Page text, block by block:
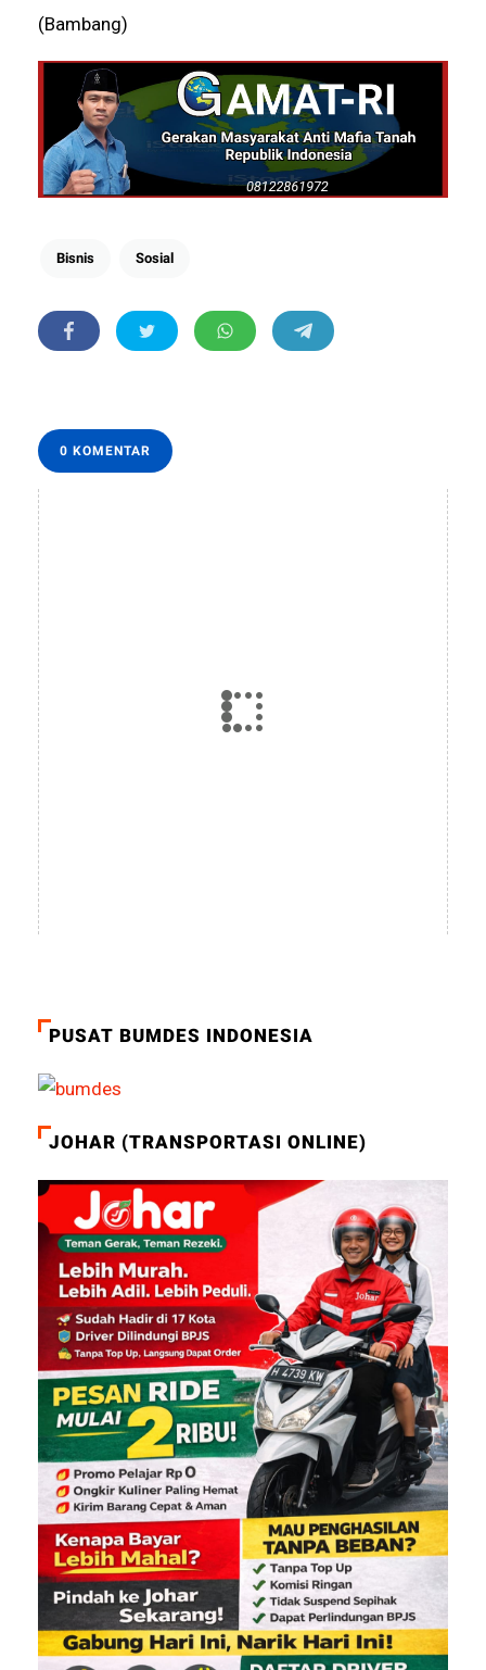
(Bambang)
Bisnis Sosial
0 KOMENTAR
PUSAT BUMDES INDONESIA
JOHAR (TRANSPORTASI ONLINE)